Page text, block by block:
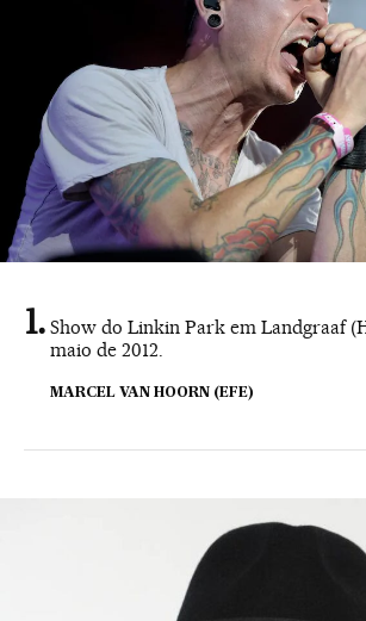
Show do Linkin Park em Landgraaf
maio de 2012.
MARCEL VAN HOORN (EFE)